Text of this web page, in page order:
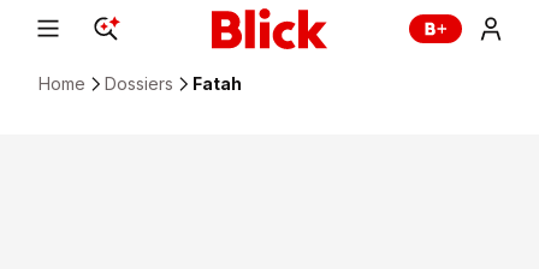
Home Dossiers Fatah